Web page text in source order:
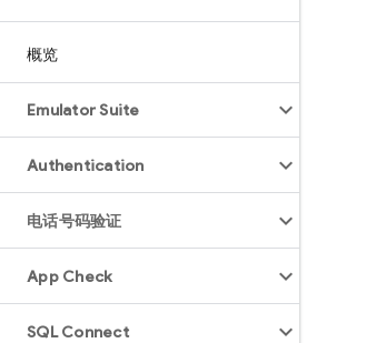
概览
Emulator Suite
Authentication
电话号码验证
App Check
SQL Connect